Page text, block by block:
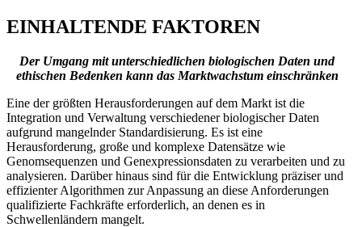
EINHALTENDE FAKTOREN
Der Umgang mit unterschiedlichen biologischen Daten und
ethischen Bedenken kann das Marktwachstum einschränken
Eine der größten Herausforderungen auf dem Markt ist die
Integration und Verwaltung verschiedener biologischer Daten
aufgrund mangelnder Standardisierung. Es ist eine
Herausforderung, große und komplexe Datensätze wie
Genomsequenzen und Genexpressionsdaten zu verarbeiten und zu
analysieren. Darüber hinaus sind für die Entwicklung präziser und
effizienter Algorithmen zur Anpassung an diese Anforderungen
qualifizierte Fachkräfte erforderlich, an denen es in
Schwellenländern mangelt.